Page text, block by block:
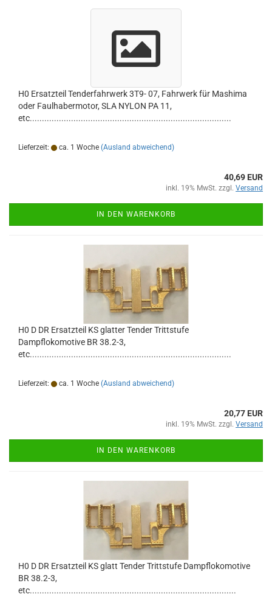
H0 Ersatzteil Tenderfahrwerk 3T9- 07, Fahrwerk für Mashima
oder Faulhabermotor, SLA NYLON PA 11,
etc...................................................................................
Lieferzeit: ca. 1 Woche (Ausland abweichend)
40,69 EUR
inkl. 19% MwSt. zzgl. Versand
IN DEN WARENKORB
H0 D DR Ersatzteil KS glatter Tender Trittstufe
Dampflokomotive BR 38.2-3,
etc...................................................................................
Lieferzeit: ca. 1 Woche (Ausland abweichend)
20,77 EUR
inkl. 19% MwSt. zzgl. Versand
IN DEN WARENKORB
H0 D DR Ersatzteil KS glatt Tender Trittstufe Dampflokomotive
BR 38.2-3,
etc.....................................................................................